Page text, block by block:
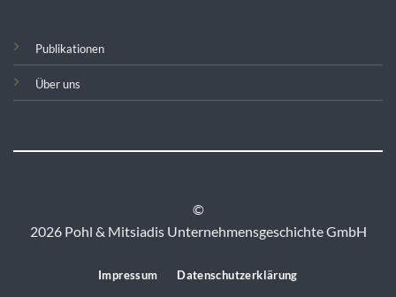
Publikationen
Über uns
©
2026 Pohl & Mitsiadis Unternehmensgeschichte GmbH
Impressum Datenschutzerklärung